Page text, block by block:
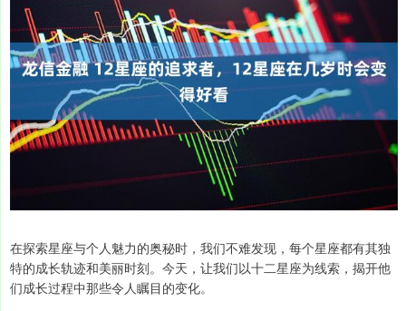
在探索星座与个人魅力的奥秘时，我们不难发现，每个星座都有其独
特的成长轨迹和美丽时刻。今天，让我们以十二星座为线索，揭开他
们成长过程中那些令人瞩目的变化。